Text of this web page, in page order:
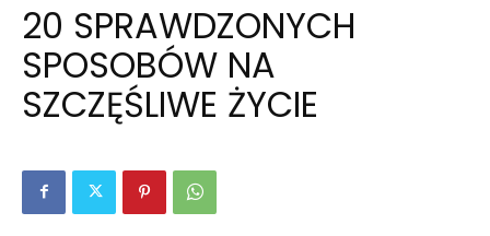
polsku
20 SPRAWDZONYCH
SPOSOBÓW NA
SZCZĘŚLIWE ŻYCIE